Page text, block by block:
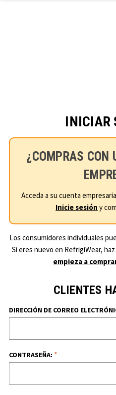
INICIAR
¿COMPRAS CON
Acceda a su cuenta
Inicie sesión y
Los consumidores individuales
Si eres nuevo en RefrigiWear,
empieza a
CLIENTES
DIRECCIÓN DE CORREO
CONTRASEÑA: *